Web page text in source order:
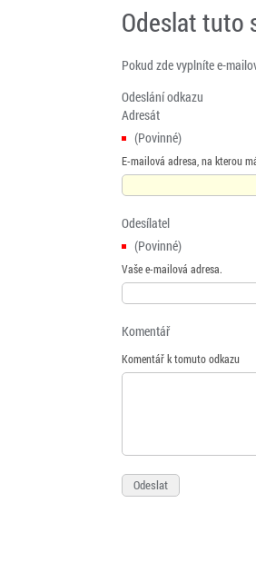
Odeslat tuto
Pokud zde vyplníte e-
Odeslání odkazu
Adresát
(Povinné)
E-mailová adresa, na kterou
Odesílatel
(Povinné)
Vaše e-mailová adresa.
Komentář
Komentář k tomuto odkazu